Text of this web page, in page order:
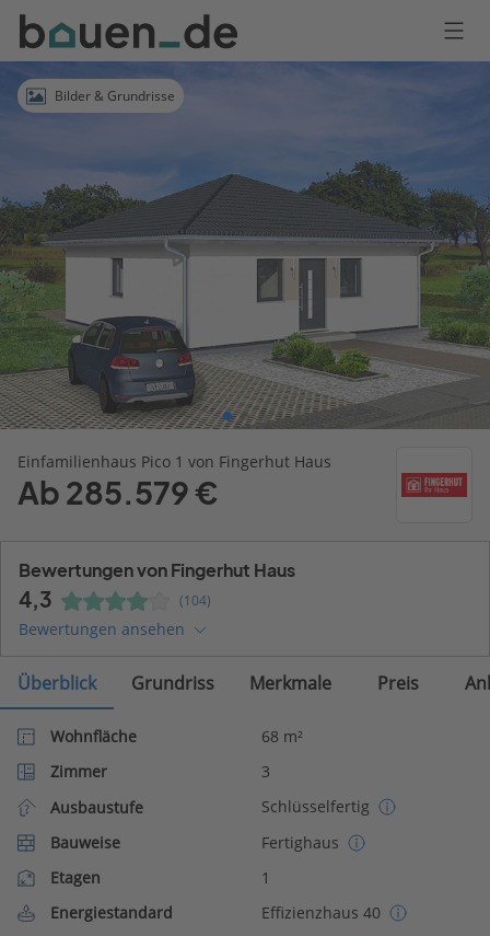
Bauen
Logo
AnmeldenBilder & Grundrisse
Einfamilienhaus Pico 1 von Fingerhut Haus
Ab 285.579 €
Bewertungen von Fingerhut Haus
4,3 (104)
Bewertungen ansehen
Überblick Grundriss Merkmale Preis
Wohnfläche
68 m²
Zimmer
3
Ausbaustufe
Schlüsselfertig
Bauweise
Fertighaus
Etagen
1
Energiestandard
Effizienzhaus 40